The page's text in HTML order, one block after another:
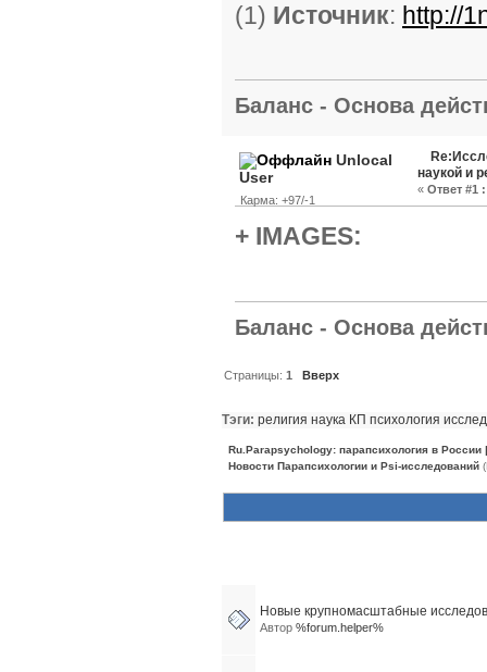
(1) Источник: http://
Баланс - Основа
Unlocal
User
Карма: +97/-1
наукой и
« Ответ #1 :
+ IMAGES:
Баланс - Основа
Страницы:1 Вверх
Тэги: религия наука КП психология
Ru.Parapsychology: парапсихология в
Новости Парапсихологии и Psi-исследований
Новые крупномасштабные
Автор %forum.helper%